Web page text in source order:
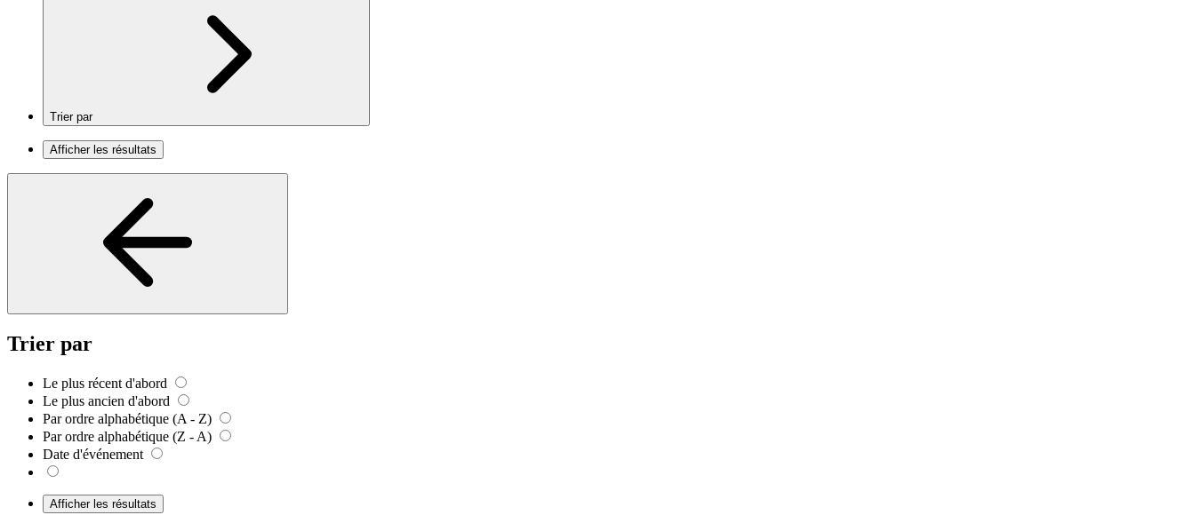
Trier par
Afficher les résultats
Trier par
Le plus récent d'abord
Le plus ancien d'abord
Par ordre alphabétique (A - Z)
Par ordre alphabétique (Z - A)
Date d'événement
Afficher les résultats